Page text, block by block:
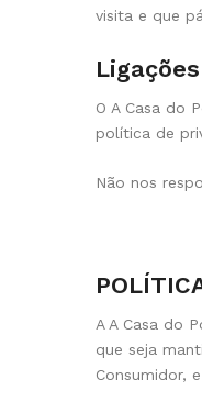
visita e que
O A Casa do
política de
Não nos
A A Casa do
que seja
Consumidor,